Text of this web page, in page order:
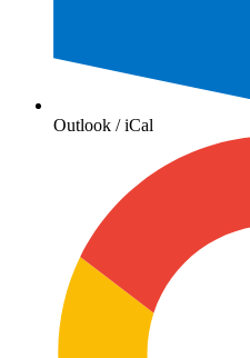
Outlook / iCal